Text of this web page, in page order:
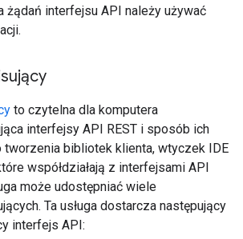
żądań interfejsu API należy używać
to czytelna dla komputera
interfejsy API REST i sposób ich
tworzenia bibliotek klienta, wtyczek IDE
współdziałają z interfejsami API
może udostępniać wiele
Ta usługa dostarcza następujący
interfejs API: